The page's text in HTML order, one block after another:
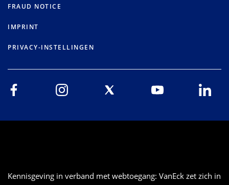
FRAUD NOTICE
IMPRINT
PRIVACY-INSTELLINGEN
Kennisgeving in verband met webtoegang: VanEck zet zich in